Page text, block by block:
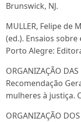
Brunswick, NJ.
MULLER, Felipe de
(ed.). Ensaios
Porto Alegre:
ORGANIZAÇÃO
Recomendação
mulheres à justiça.
ORGANIZAÇÃO